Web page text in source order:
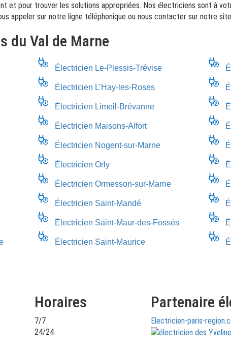
et pour trouver les solutions appropriées. Nos électriciens sont à
appeler sur notre ligne téléphonique ou nous contacter sur notre
du Val de Marne
Électricien Le-Plessis-Trévise
Électricien L’Hay-les-Roses
Électricien Limeil-Brévanne
Électricien Maisons-Alfort
Électricien Nogent-sur-Marne
Électricien Orly
Électricien Ormesson-sur-Marne
Électricien Saint-Mandé
Électricien Saint-Maur-des-Fossés
Électricien Saint-Maurice
Horaires
7/7
24/24
Partenaire
Electricien-paris-